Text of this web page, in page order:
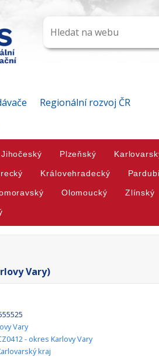
Regionální rozvoj ČR
Jihočeský Plzeňský
Královehradecký
Olomoucký Zlínský
Vary)
Vary
- okres Karlovy Vary
kraj